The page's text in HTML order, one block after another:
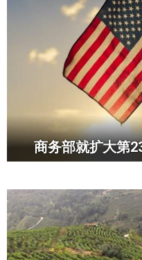
商务部就扩大第